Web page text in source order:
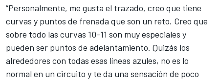
“Personalmente, me gusta el trazado, creo que tiene
curvas y puntos de frenada que son un reto. Creo que
sobre todo las curvas 10-11 son muy especiales y
pueden ser puntos de adelantamiento. Quizás los
alrededores con todas esas líneas azules, no es lo
normal en un circuito y te da una sensación de poco